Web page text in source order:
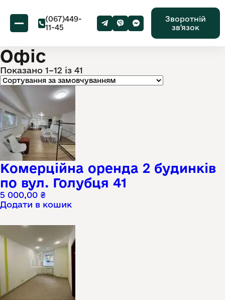
(067)449-
11-45
Зворотній
звʼязок
Офіс
Показано 1–12 із 41
Комерційна оренда 2 будинків
по вул. Голубця 41
5 000,00 ₴
Додати в кошик